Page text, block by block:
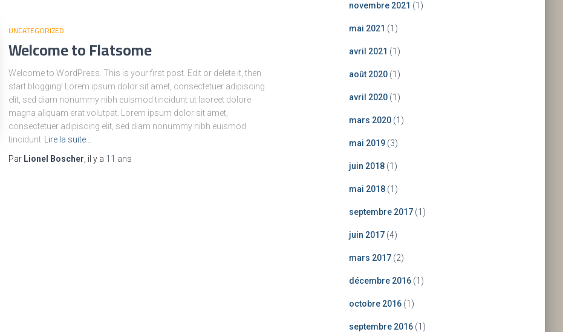
UNCATEGORIZED
Welcome to Flatsome
Welcome to WordPress. This is your first post. Edit or delete it, then
start blogging! Lorem ipsum dolor sit amet, consectetuer adipiscing
elit, sed diam nonummy nibh euismod tincidunt ut laoreet dolore
magna aliquam erat volutpat. Lorem ipsum dolor sit amet,
consectetuer adipiscing elit, sed diam nonummy nibh euismod
tincidunt
Lire la suite…
Par Lionel Boscher , il y a 11 ans
novembre 2021 (1)
mai 2021 (1)
avril 2021 (1)
août 2020(1)
avril 2020(1)
mars 2020(1)
mai 2019(3)
juin 2018(1)
mai 2018(1)
septembre 2017(1)
juin 2017(4)
mars 2017(2)
décembre 2016(1)
octobre 2016(1)
septembre 2016(1)